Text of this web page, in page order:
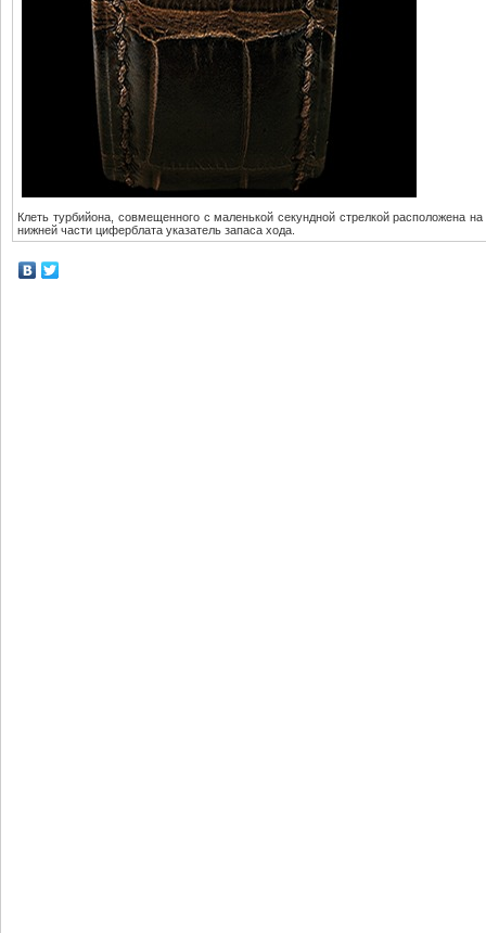
Клеть турбийона, совмещенного с маленькой секундной стрелкой расположена
нижней части циферблата указатель запаса хода.